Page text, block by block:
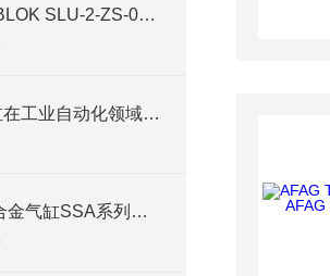
​SMW-AUTOBLOK SLU-2-ZS-008101 自定心挡板气缸技术介绍
Momento气缸在工业自动化领域占据了重要地位
Momento 铝合金气缸SSA系列参数简介